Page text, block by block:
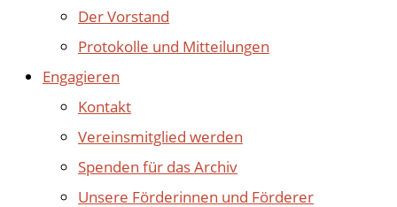
Der Vorstand
Protokolle und Mitteilungen
Engagieren
Kontakt
Vereinsmitglied werden
Spenden für das Archiv
Unsere Förderinnen und Förderer